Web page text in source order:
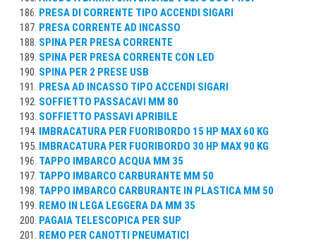
PRESA DI CORRENTE TIPO ACCENDI SIGARI
PRESA CORRENTE AD INCASSO
SPINA PER PRESA CORRENTE
SPINA PER PRESA CORRENTE CON LED
SPINA PER 2 PRESE USB
PRESA AD INCASSO TIPO ACCENDI SIGARI
SOFFIETTO PASSACAVI MM 80
SOFFIETTO PASSAVI APRIBILE
IMBRACATURA PER FUORIBORDO 15 HP MAX 60 KG
IMBRACATURA PER FUORIBORDO 30 HP MAX 90 KG
TAPPO IMBARCO ACQUA MM 35
TAPPO IMBARCO CARBURANTE MM 50
TAPPO IMBARCO CARBURANTE IN PLASTICA MM 50
REMO IN LEGA LEGGERA DA MM 35
PAGAIA TELESCOPICA PER SUP
REMO PER CANOTTI PNEUMATICI